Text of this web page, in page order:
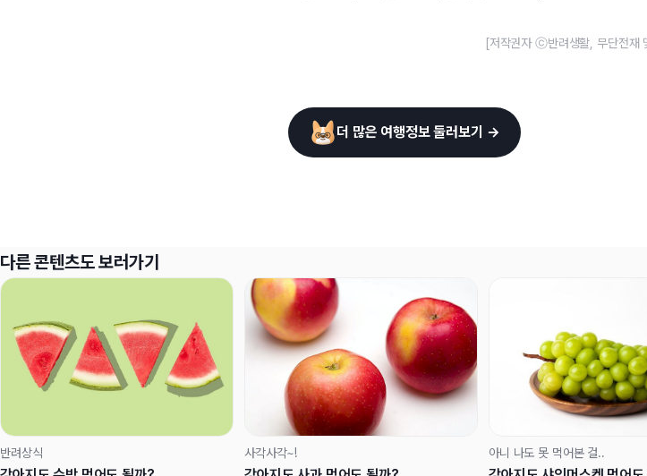
[저작권자 ⓒ반려생활, 무단전재
더 많은 여행정보 둘러보기 →
다른 콘텐츠도 보러가기
반려상식 사각사각~! 아니 나도 못 먹어본 걸..